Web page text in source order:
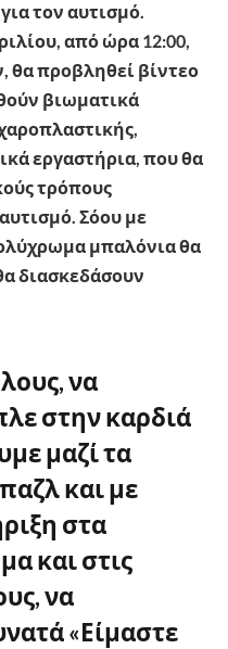
τον αυτισμό.
από ώρα 12:00,
θα προβληθεί βίντεο
βιωματικά
εργαστήρια, που θα
τρόπους
Σόου με
μπαλόνια θα
διασκεδάσουν
να
στην καρδιά
μαζί τα
και με
στα
και στις
να
«Είμαστε